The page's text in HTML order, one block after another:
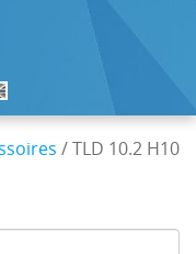
/ TLD 10.2 H10